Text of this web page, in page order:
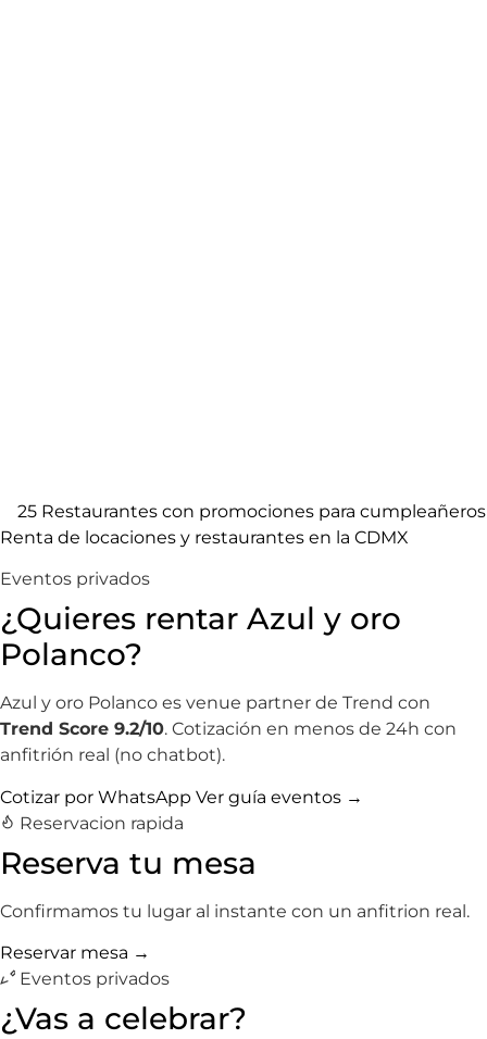
25 Restaurantes con promociones para cumpleañeros
Renta de locaciones y restaurantes en la CDMX
Eventos privados
¿Quieres rentar Azul y oro
Polanco?
Azul y oro Polanco es venue partner de Trend con
Trend Score 9.2/10. Cotización en menos de 24h con
anfitrión real (no chatbot).
Cotizar por WhatsApp Ver guía eventos →
Reservacion rapida
Reserva tu mesa
Confirmamos tu lugar al instante con un anfitrion real.
Reservar mesa →
Eventos privados
¿Vas a celebrar?